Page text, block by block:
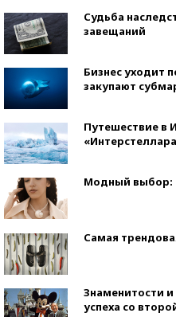
Судьба
завещаний
Бизнес уходит
закупают
Путешествие в
Модный выбор:
Самая
Знаменитости
успеха со